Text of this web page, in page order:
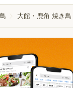
大館・鹿角 焼き鳥